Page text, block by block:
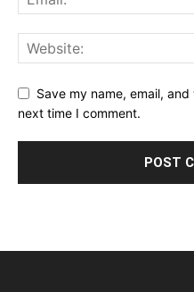
Save my name, email,
next time I comment.